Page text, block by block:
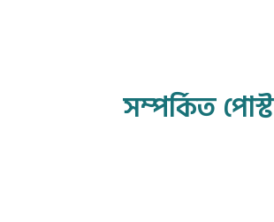
সম্পর্কিত পোস্ট